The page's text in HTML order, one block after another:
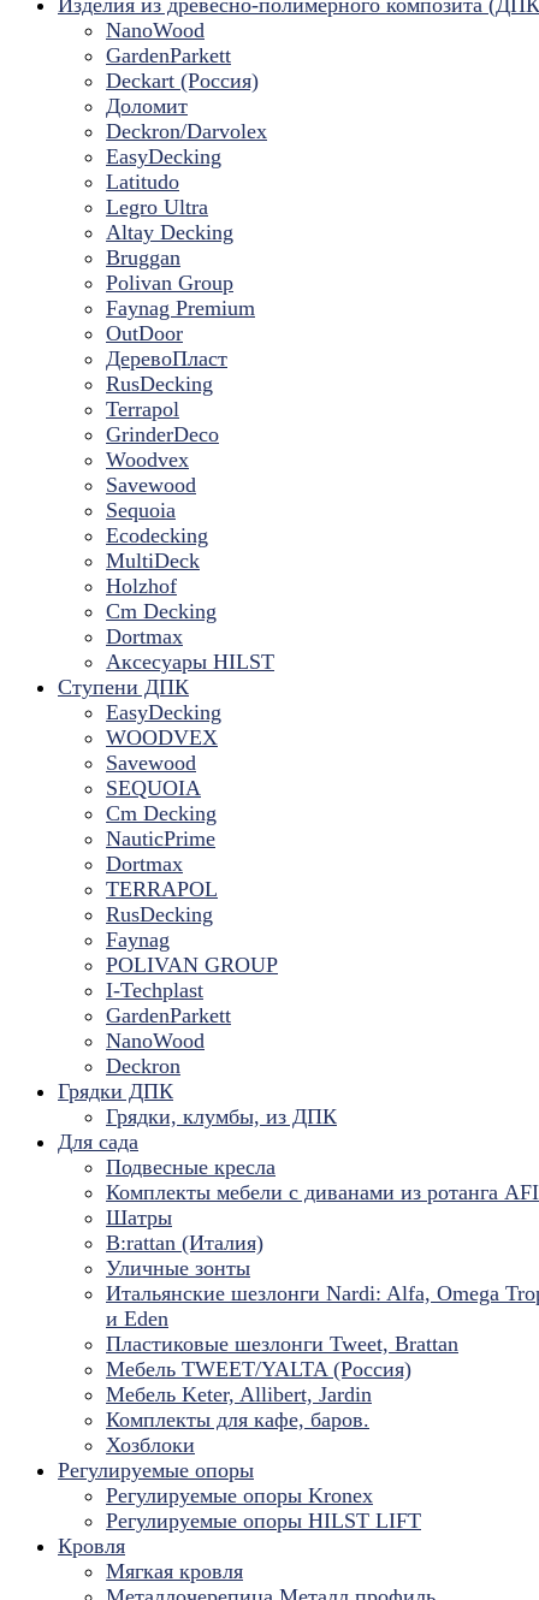
Изделия из древесно-полимерного композита
NanoWood
GardenParkett
Deckart (Россия)
Доломит
Deckron/Darvolex
EasyDecking
Latitudo
Legro Ultra
Altay Decking
Bruggan
Polivan Group
Faynag Premium
OutDoor
ДеревоПласт
RusDecking
Terrapol
GrinderDeco
Woodvex
Savewood
Sequoia
Ecodecking
MultiDeck
Holzhof
Cm Decking
Dortmax
Аксесуары HILST
Ступени ДПК
EasyDecking
WOODVEX
Savewood
SEQUOIA
Cm Decking
NauticPrime
Dortmax
TERRAPOL
RusDecking
Faynag
POLIVAN GROUP
I-Techplast
GardenParkett
NanoWood
Deckron
Грядки ДПК
Грядки, клумбы, из ДПК
Для сада
Подвесные кресла
Комплекты мебели с диванами из ротанга
Шатры
B:rattan (Италия)
Уличные зонты
Итальянские шезлонги Nardi: Alfa, Omega
и Eden
Пластиковые шезлонги Tweet, Brattan
Мебель TWEET/YALTA (Россия)
Мебель Keter, Allibert, Jardin
Комплекты для кафе, баров.
Хозблоки
Регулируемые опоры
Регулируемые опоры Kronex
Регулируемые опоры HILST LIFT
Кровля
Мягкая кровля